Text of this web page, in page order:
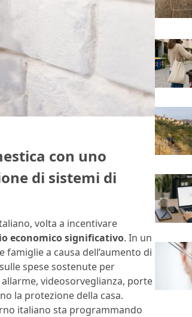
con uno
di sistemi di
volta a incentivare
economico significativo. In un
a causa dell’aumento di
spese sostenute per
videosorveglianza, porte
la protezione della casa.
italiano sta programmando